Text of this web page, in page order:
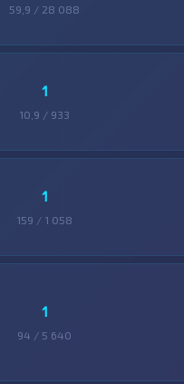
59,9 / 28 088
1
10,9 / 933
1
159 / 1 058
1
94 / 5 640